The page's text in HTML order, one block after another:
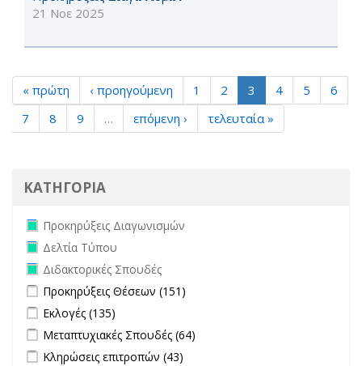
21 Νοε 2025
« πρώτη ‹ προηγούμενη 1 2 3 4 5
6
7
8 9 … επόμενη › τελευταία »
ΚΑΤΗΓΟΡΙΑ
Remove Προκηρύξεις Διαγωνισμών filter
Προκηρύξεις Διαγωνισμών
Remove Δελτία Τύπου filter
Δελτία Τύπου
Remove Διδακτορικές Σπουδές filter
Διδακτορικές Σπουδές
Apply Προκηρύξεις Θέσεων filter
Προκηρύξεις Θέσεων (151)
Apply Εκλογές filter
Εκλογές (135)
Apply Μεταπτυχιακές Σπουδές filter
Μεταπτυχιακές Σπουδές (64)
Apply Κληρώσεις επιτροπών filter
Κληρώσεις επιτροπών (43)